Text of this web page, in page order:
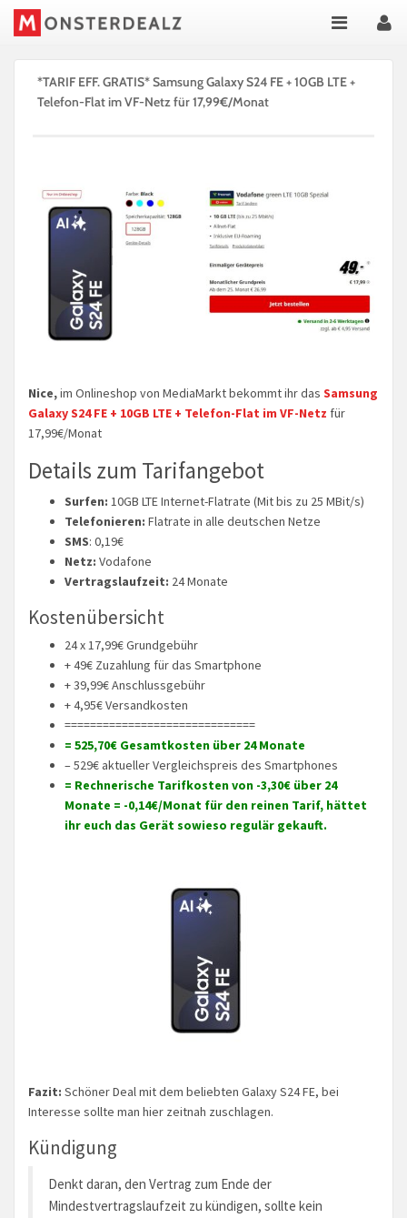
*TARIF EFF. GRATIS* Samsung Galaxy S24 FE + 10GB LTE +
Telefon-Flat im VF-Netz für 17,99€/Monat
Nice,im Onlineshop von MediaMarkt bekommt ihr das Samsung
Galaxy S24 FE + 10GB LTE + Telefon-Flat im VF-Netz für
17,99€/Monat
Details zum Tarifangebot
Surfen: 10GB LTE Internet-Flatrate (Mit bis zu 25 MBit/s)
Telefonieren: Flatrate in alle deutschen Netze
SMS: 0,19€
Netz: Vodafone
Vertragslaufzeit: 24 Monate
Kostenübersicht
24 x 17,99€ Grundgebühr
+ 49€ Zuzahlung für das Smartphone
+ 39,99€ Anschlussgebühr
+ 4,95€ Versandkosten
==============================
= 525,70€ Gesamtkosten über 24 Monate
– 529€ aktueller Vergleichspreis des Smartphones
= Rechnerische Tarifkosten von -3,30€ über 24
Monate = -0,14€/Monat für den reinen Tarif, hättet
ihr euch das Gerät sowieso regulär gekauft.
Fazit: Schöner Deal mit dem beliebten Galaxy S24 FE, bei
Interesse sollte man hier zeitnah zuschlagen.
Kündigung
Denkt daran, den Vertrag zum Ende der
Mindestvertragslaufzeit zu kündigen, sollte kein